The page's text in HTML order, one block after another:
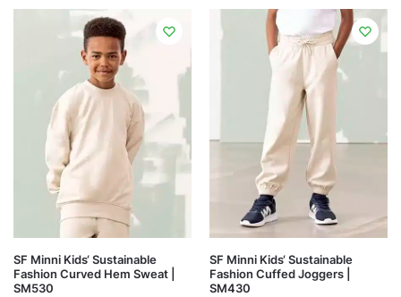
SF Minni Kids‘ Sustainable
Fashion Curved Hem Sweat |
SM530
SF Minni Kids‘ Sustainable
Fashion Cuffed Joggers |
SM430